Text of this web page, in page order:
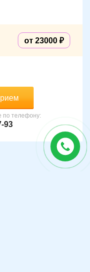
от 23000
по телефону:
93